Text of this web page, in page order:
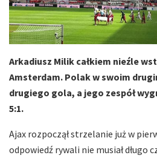
Arkadiusz Milik całkiem nieźle
Amsterdam. Polak w swoim
drugiego gola, a jego zespół
5:1.
Ajax rozpoczął strzelanie już w
odpowiedź rywali nie musiał długo